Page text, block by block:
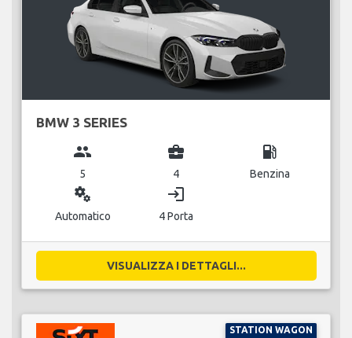
BMW 3 SERIES
group
5
business_center
4
local_gas_station
Benzina
miscellaneous_services
Automatico
login
4 Porta
VISUALIZZA I DETTAGLI...
STATION WAGON